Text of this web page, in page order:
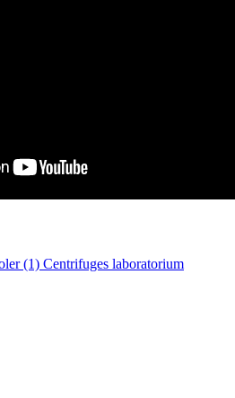
Centrifuges laboratorium